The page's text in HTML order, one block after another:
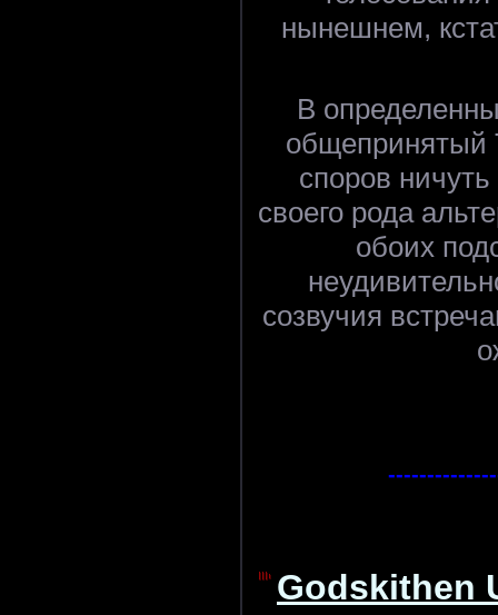
нынешнем,
В
общепринятый
споров
своего рода
обоих
созвучия
Godskithen